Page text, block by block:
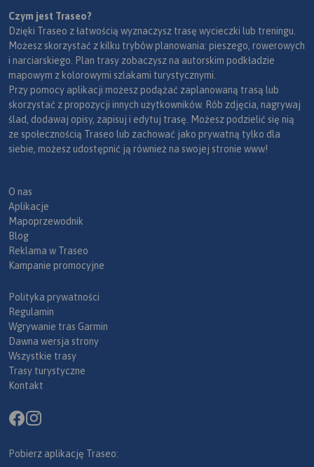
Czym jest Traseo?
Dzięki Traseo z łatwością wyznaczysz trasę wycieczki lub treningu.
Możesz skorzystać z kilku trybów planowania: pieszego, rowerowych
i narciarskiego. Plan trasy zobaczysz na autorskim podkładzie
mapowym z kolorowymi szlakami turystycznymi.
Przy pomocy aplikacji możesz podążać zaplanowaną trasą lub
skorzystać z propozycji innych użytkowników. Rób zdjęcia, nagrywaj
ślad, dodawaj opisy, zapisuj i edytuj trasę. Możesz podzielić się nią
ze społecznością Traseo lub zachować jako prywatną tylko dla
siebie, możesz udostępnić ją również na swojej stronie www!
O nas
Aplikacje
Mapoprzewodnik
Blog
Reklama w Traseo
Kampanie promocyjne
Polityka prywatności
Regulamin
Wgrywanie tras Garmin
Dawna wersja strony
Wszystkie trasy
Trasy turystyczne
Kontakt
Pobierz aplikację Traseo: